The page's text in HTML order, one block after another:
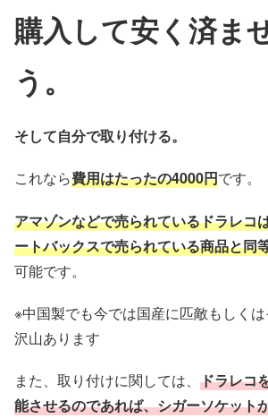
購入して安く済ま
う。
そして自分で取り付ける。
これなら費用はたったの4000円です。
アマゾンなどで売られているドラレコ
ートバックスで売られている商品と同
可能です。
※中国製でも今では国産に匹敵もしく
沢山あります
また、取り付けに関しては、 ドラレコ
能させるのであれば、シガーソケット